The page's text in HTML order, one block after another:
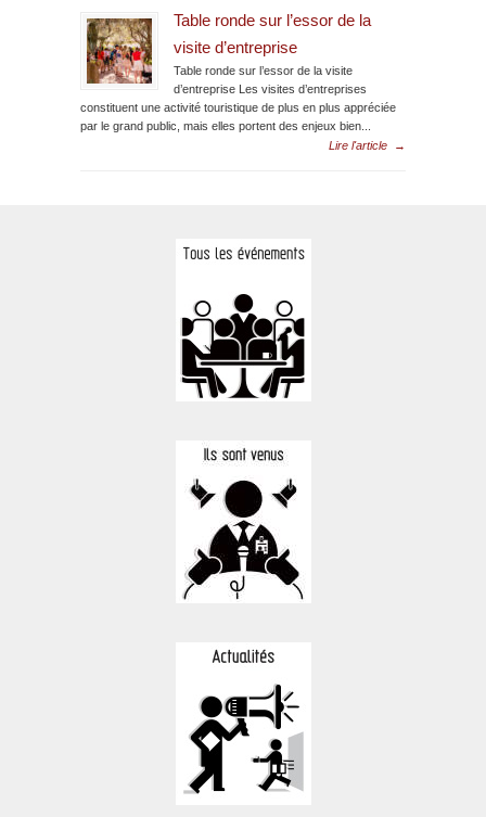
Table ronde sur l’essor de la
visite d’entreprise
Table ronde sur l’essor de la visite
d’entreprise Les visites d’entreprises
constituent une activité touristique de plus en plus appréciée
par le grand public, mais elles portent des enjeux bien...
Lire l'article
→